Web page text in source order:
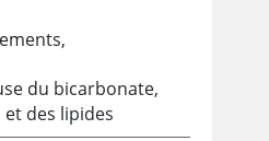
du bicarbonate,
des lipides